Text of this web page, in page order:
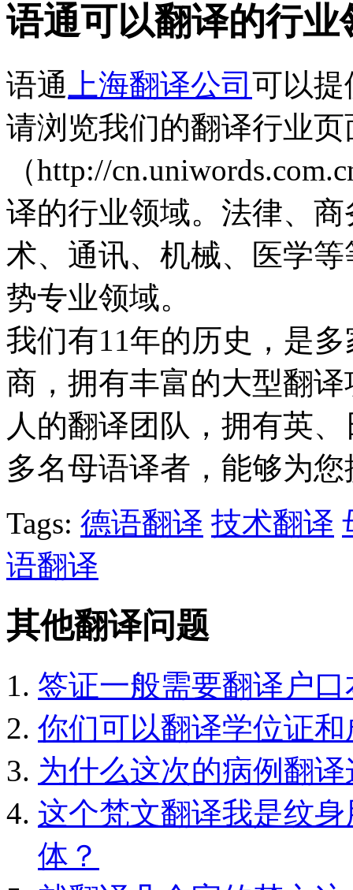
语通可以翻译的行业
语通 上海翻译公司 可以提
请浏览我们的翻译行业页
（http://
译的行业领域。法律、
术、通讯、机械、医学
势专业领域。
我们有11年的历史，是
商，拥有丰富的大型翻
人的翻译团队，拥有英
多名母语译者，能够为
Tags: 德语翻译 技术翻译
语翻译
其他翻译问题
签证一般需要翻译户
你们可以翻译学位证
为什么这次的病例翻
这个梵文翻译我是纹
体？